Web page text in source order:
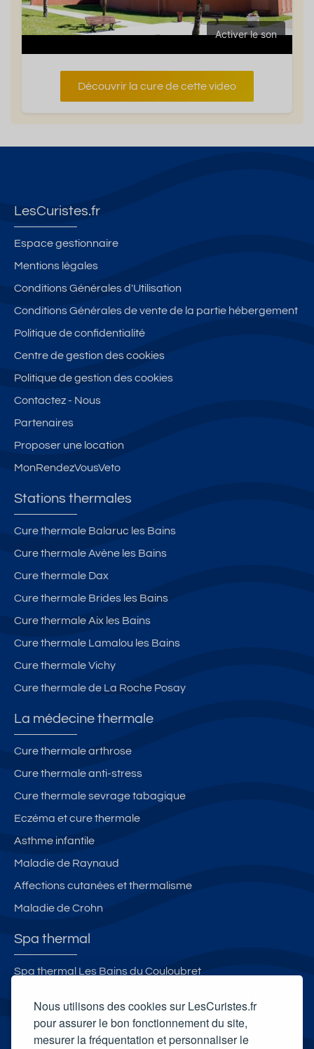
Nous utilisons des cookies sur LesCuristes.fr
pour assurer le bon fonctionnement du site,
mesurer la fréquentation et personnaliser le
Activer le son
Découvrir la cure de cette video
LesCuristes.fr
Espace gestionnaire
Mentions légales
Conditions Générales d'Utilisation
Conditions Générales de vente de la partie hébergement
Politique de confidentialité
Centre de gestion des cookies
Politique de gestion des cookies
Contactez - Nous
Partenaires
Proposer une location
MonRendezVousVeto
Stations thermales
Cure thermale Balaruc les Bains
Cure thermale Avène les Bains
Cure thermale Dax
Cure thermale Brides les Bains
Cure thermale Aix les Bains
Cure thermale Lamalou les Bains
Cure thermale Vichy
Cure thermale de La Roche Posay
La médecine thermale
Cure thermale arthrose
Cure thermale anti-stress
Cure thermale sevrage tabagique
Eczéma et cure thermale
Asthme infantile
Maladie de Raynaud
Affections cutanées et thermalisme
Maladie de Crohn
Spa thermal
Spa thermal Les Bains du Couloubret
Spa Thermal Chevalley d'Aix-les-Bains